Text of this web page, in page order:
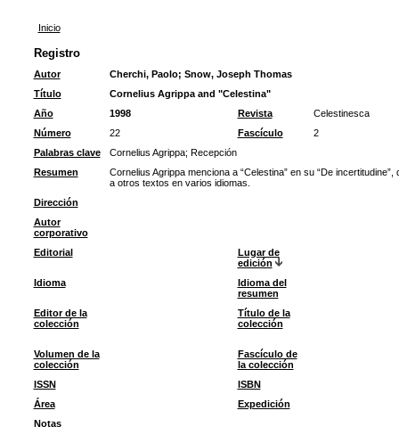
Inicio
Registro
Autor Cherchi, Paolo; Snow, Joseph Thomas
Título
Cornelius Agrippa and "Celestina"
Año
1998 Revista
Celestinesca
Número
22 Fascículo
2
Palabras clave
Cornelius Agrippa; Recepción
Resumen
Cornelius Agrippa menciona a “Celestina” en su “De
a otros textos en varios idiomas.
Dirección
Autor
corporativo
Editorial
Lugar de
edición
Idioma
Idioma del
resumen
Editor de la
colección
Título de la
colección
Volumen de la
colección
Fascículo de
la colección
ISSN
ISBN
Área
Expedición
Notas